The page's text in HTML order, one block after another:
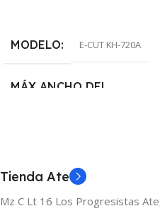
MODELO E-CUT KH-720A
MÁX ANCHO DEL
MÁX ANCHO DE CORTE
Tienda Ate
Mz C Lt 16 Los Progresistas